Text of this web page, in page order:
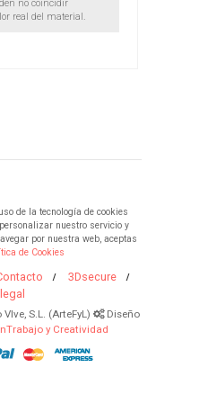
no coincidir
real del material.
de la tecnología de cookies
nuestro servicio y
por nuestra web, aceptas
de Cookies
3Dsecure
S.L. (ArteFyL)
Diseño
y Creatividad